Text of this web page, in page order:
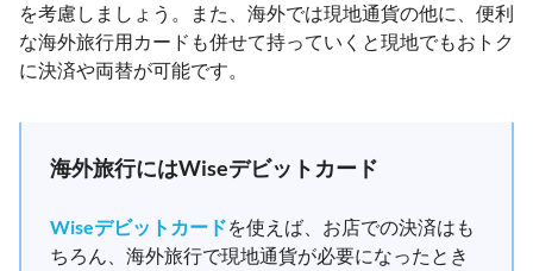
を考慮しましょう。また、海外では現地通貨の他に、便利
な海外旅行用カードも併せて持っていくと現地でもおトク
に決済や両替が可能です。
海外旅行にはWiseデビットカード
Wiseデビットカードを使えば、お店での決済はも
ちろん、海外旅行で現地通貨が必要になったとき